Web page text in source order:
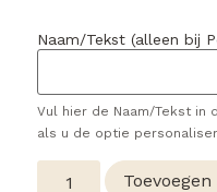
Naam/Tekst (alleen bij
Vul hier de Naam/Tekst in
als u de optie